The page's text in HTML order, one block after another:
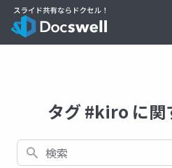
タグ #kiro に関
検索